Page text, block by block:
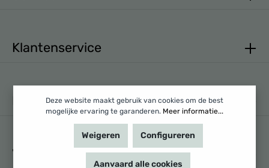
Volg ons
Klantenservice
Mijn account
Deze website maakt gebruik van cookies om de best
mogelijke ervaring te garanderen. Meer informatie...
Weigeren Configureren
Aanvaard alle cookies